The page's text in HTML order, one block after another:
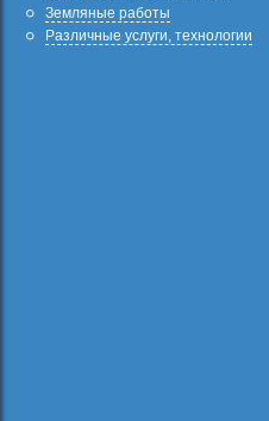
Земляные работы
Различные услуги, технологии